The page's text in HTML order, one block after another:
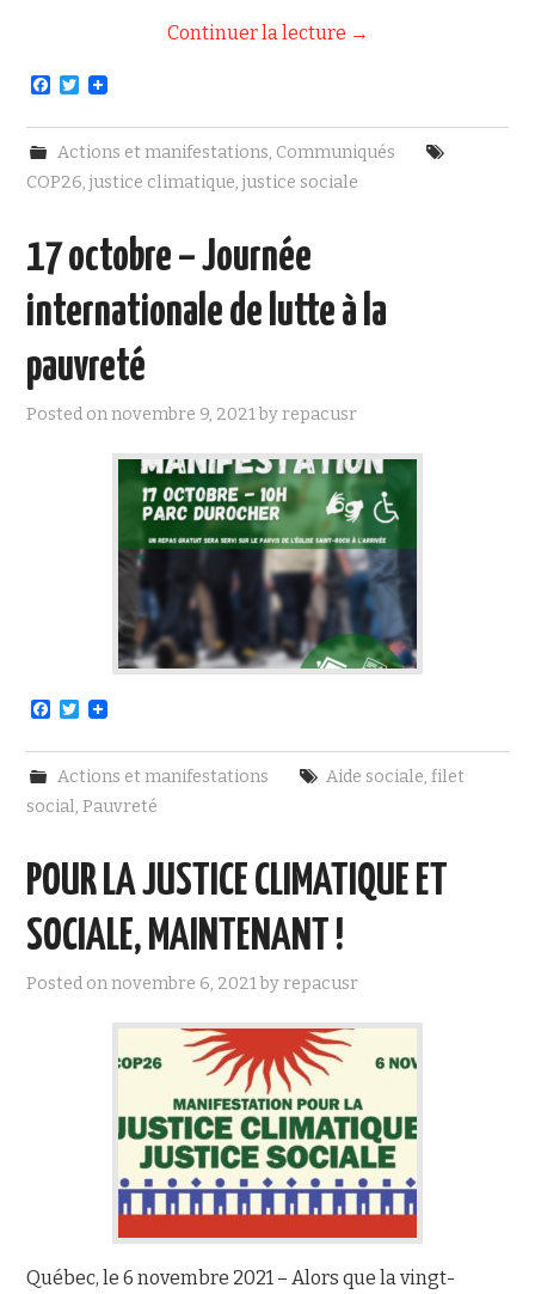
Continuer la lecture →
F
c
b
o
T
i
t
t
e
Actions et manifestations, Communiqués
COP26,justice climatique,justice sociale
17 octobre – Journée
internationale de lutte à la
pauvreté
Posted onnovembre 9, 2021byrepacusr
F
c
b
o
T
i
t
t
e
Actions et manifestations Aide sociale, filet
social,Pauvreté
POUR LA JUSTICE CLIMATIQUE ET
SOCIALE, MAINTENANT !
Posted onnovembre 6, 2021byrepacusr
Québec, le 6 novembre 2021 – Alors que la vingt-